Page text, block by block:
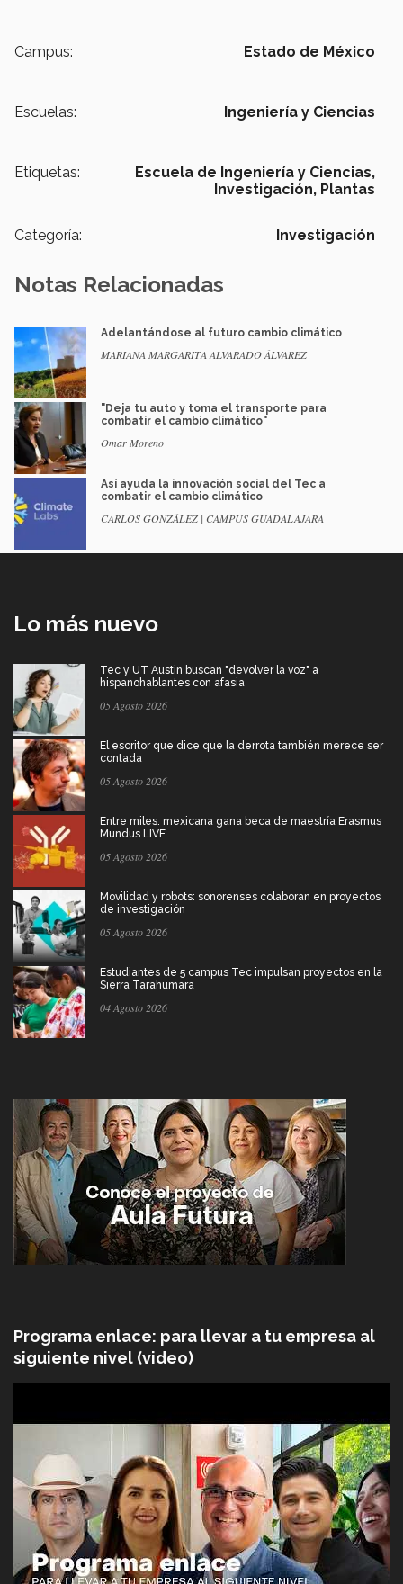
Campus: Estado de México
Escuelas: Ingeniería y Ciencias
Etiquetas:
Escuela de Ingeniería y Ciencias,
Investigación, Plantas
Categoría: Investigación
Notas Relacionadas
Adelantándose al futuro cambio climático
MARIANA MARGARITA ALVARADO ÁLVAREZ
"Deja tu auto y toma el transporte para
combatir el cambio climático"
Omar Moreno
Así ayuda la innovación social del Tec a
combatir el cambio climático
CARLOS GONZÁLEZ | CAMPUS GUADALAJARA
Lo más nuevo
Tec y UT Austin buscan "devolver la voz" a
hispanohablantes con afasia
05 Agosto 2026
El escritor que dice que la derrota también merece ser
contada
05 Agosto 2026
Entre miles: mexicana gana beca de maestría Erasmus
Mundus LIVE
05 Agosto 2026
Movilidad y robots: sonorenses colaboran en proyectos
de investigación
05 Agosto 2026
Estudiantes de 5 campus Tec impulsan proyectos en la
Sierra Tarahumara
04 Agosto 2026
Programa enlace: para llevar a tu empresa al
siguiente nivel (video)